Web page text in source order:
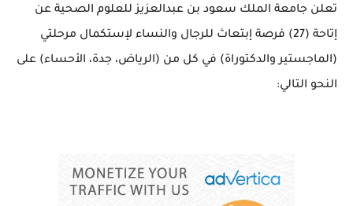
تعلن جامعة الملك سعود بن عبدالعزيز للعلوم الصحية عن
إتاحة (27) فرصة إبتعاث للرجال والنساء لإستكمال مرحلتي
(الماجستير والدكتوراة) في كل من (الرياض، جدة، الأحساء) على
النحو التالي: